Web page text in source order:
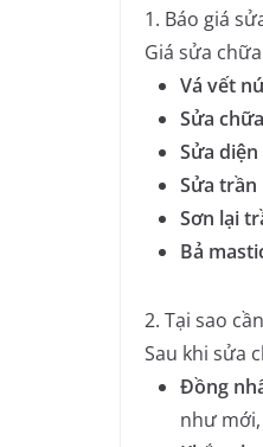
1. Báo giá
Giá sửa
Vá vết
Sửa
Sửa diện
Sửa trần
Sơn lại
Bả
2. Tại sao
Sau khi sửa
Đồng
như